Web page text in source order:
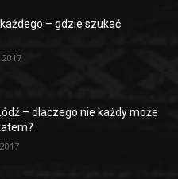
– gdzie szukać
– dlaczego nie każdy może